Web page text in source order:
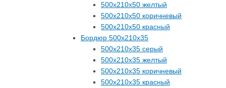
500х210х50 желтый
500х210х50 коричневый
500х210х50 красный
Бордюр 500х210х35
500х210х35 серый
500х210х35 желтый
500х210х35 коричневый
500х210х35 красный